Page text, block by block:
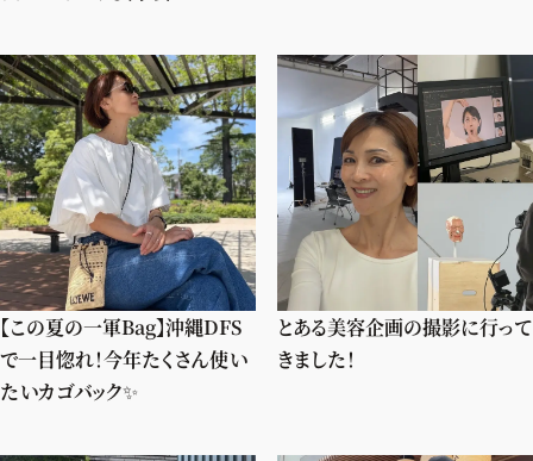
【この夏の一軍Bag】沖縄DFS
で一目惚れ！今年たくさん使い
たいカゴバック✨
とある美容企画の撮影に行って
きました！